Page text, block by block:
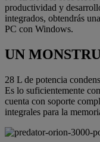
productividad y
integrados, obtendrás
PC con Windows.
UN
28 L de potencia
Es lo suficientemente
cuenta con soporte
integrales para la